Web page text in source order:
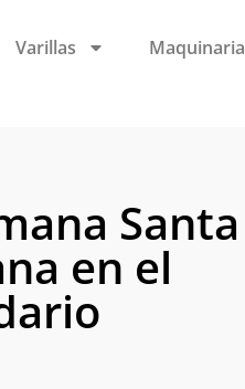
Varillas Maquinaria
Santa
en el